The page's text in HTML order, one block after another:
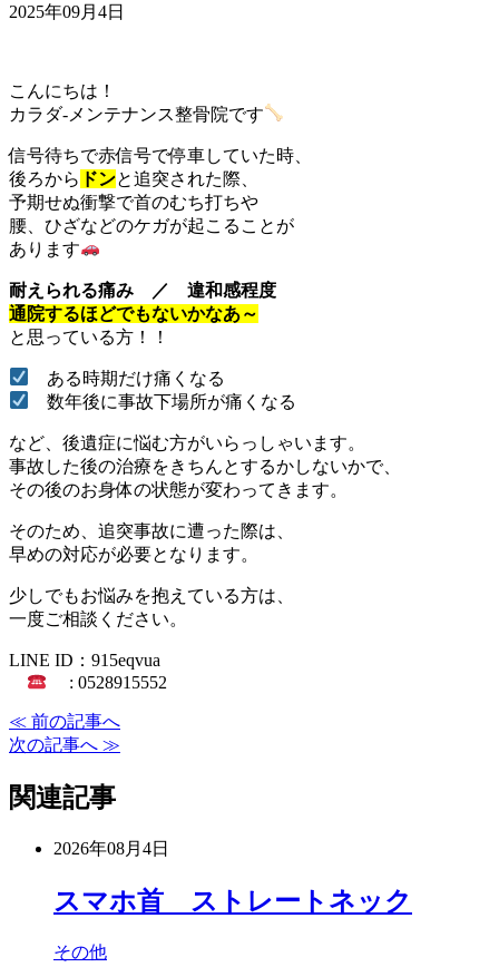
2025年09月4日
こんにちは！
カラダ‐メンテナンス整骨院です
信号待ちで赤信号で停車していた時、
後ろから ドンと追突された際、
予期せぬ衝撃で首のむち打ちや
腰、ひざなどのケガが起こることが
あります
耐えられる痛み ／ 違和感程度
通院するほどでもないかなあ～
と思っている方！！
ある時期だけ痛くなる
数年後に事故下場所が痛くなる
など、後遺症に悩む方がいらっしゃいます。
事故した後の治療をきちんとするかしないかで、
その後のお身体の状態が変わってきます。
そのため、追突事故に遭った際は、
早めの対応が必要となります。
少しでもお悩みを抱えている方は、
一度ご相談ください。
LINE ID：915eqvua
: 0528915552
≪ 前の記事へ
次の記事へ ≫
関連記事
2026年08月4日
スマホ首 ストレートネック
その他